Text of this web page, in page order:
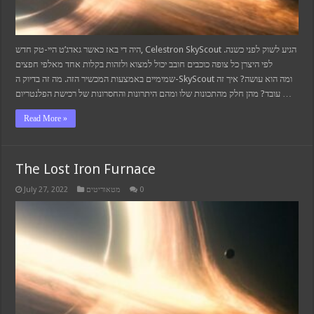
היה די באז כאשר גאדג’ט היי-טק חדש, Celestron SkyScout הגיע לשוק לפני כשנה.
לפי היצרן כל צופה כוכבים חובב יכול למצוא ולזהות בקלות אחד מאלפי חפצים
שמימיים באמצעות המכשיר הזה. מה זה בדיוק ה-SkyScout ומה הוא עושה? איך זה
עובד? מהן חלק מהתכונות שלו ומהם היתרונות והחסרונות של רכישת הפלנטריום …
Read More »
The Lost Iron Furnace
July 27, 2022 מטאוריטים 0